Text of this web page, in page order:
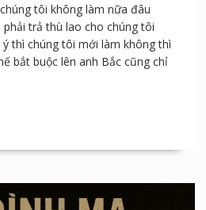
tôi không làm nữa đâu
phải trả thù lao cho chúng tôi
thì chúng tôi mới làm không thì
bắt buộc lên anh Bắc cũng chỉ